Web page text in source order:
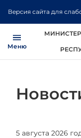
основному
содержанию
Версия сайта для
Меню
5 августа 2026